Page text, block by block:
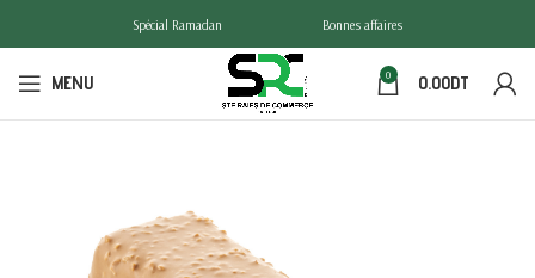
Spécial Ramadan Bonnes affaires
MENU 0 0.00DT